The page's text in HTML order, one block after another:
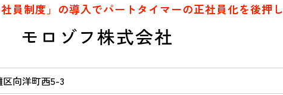
社員制度」の導入でパートタイマーの正社員化を後押し
モロゾフ株式会社
向洋町西5-3